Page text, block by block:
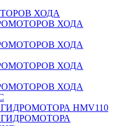
ХОДА
ХОДА
ХОДА
ХОДА
ХОДА
HMV110